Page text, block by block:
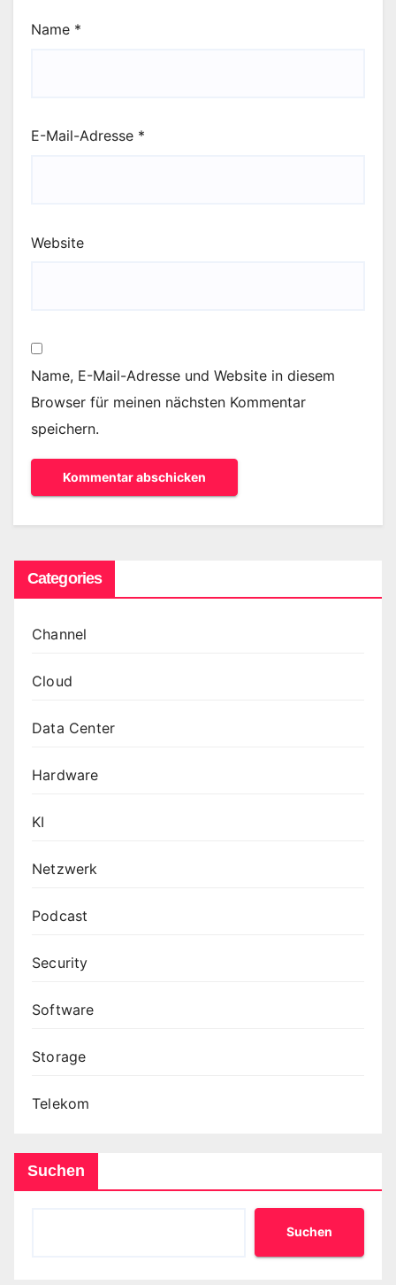
Name *
E-Mail-Adresse *
Website
Name, E-Mail-Adresse und Website in diesem
Browser für meinen nächsten Kommentar
speichern.
Categories
Channel
Cloud
Data Center
Hardware
KI
Netzwerk
Podcast
Security
Software
Storage
Telekom
Suchen
Suchen